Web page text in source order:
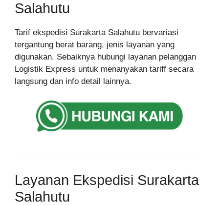
Salahutu
Tarif ekspedisi Surakarta Salahutu bervariasi
tergantung berat barang, jenis layanan yang
digunakan. Sebaiknya hubungi layanan pelanggan
Logistik Express untuk menanyakan tariff secara
langsung dan info detail lainnya.
Layanan Ekspedisi Surakarta
Salahutu